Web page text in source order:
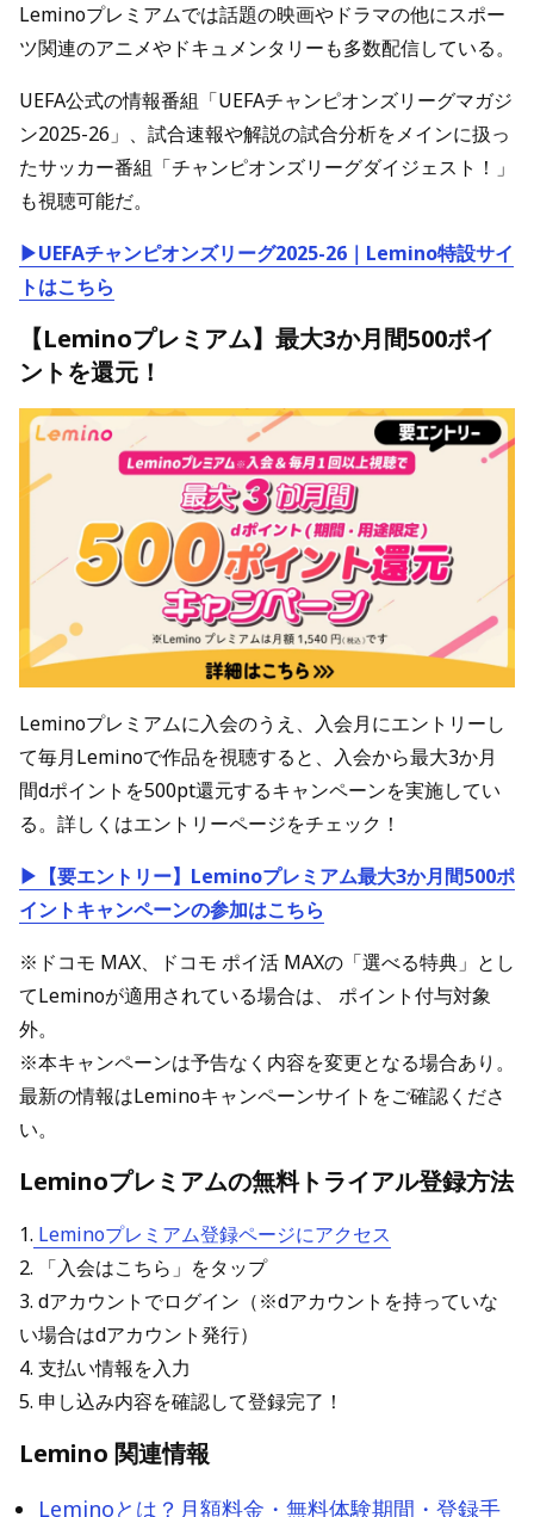
Leminoプレミアムでは話題の映画やドラマの他にスポー
ツ関連のアニメやドキュメンタリーも多数配信している。
UEFA公式の情報番組「UEFAチャンピオンズリーグマガジ
ン2025-26」、試合速報や解説の試合分析をメインに扱っ
たサッカー番組「チャンピオンズリーグダイジェスト！」
も視聴可能だ。
▶UEFAチャンピオンズリーグ2025-26｜Lemino特設サイ
トはこちら
【Leminoプレミアム】最大3か月間500ポイ
ントを還元！
Leminoプレミアムに入会のうえ、入会月にエントリーし
て毎月Leminoで作品を視聴すると、入会から最大3か月
間dポイントを500pt還元するキャンペーンを実施してい
る。詳しくはエントリーページをチェック！
▶【要エントリー】Leminoプレミアム最大3か月間500ポ
イントキャンペーンの参加はこちら
※ドコモ MAX、ドコモ ポイ活 MAXの「選べる特典」とし
てLeminoが適用されている場合は、 ポイント付与対象
外。
※本キャンペーンは予告なく内容を変更となる場合あり。
最新の情報はLeminoキャンペーンサイトをご確認くださ
い。
Leminoプレミアムの無料トライアル登録方法
1. Leminoプレミアム登録ページにアクセス
2. 「入会はこちら」をタップ
3. dアカウントでログイン（※dアカウントを持っていな
い場合はdアカウント発行）
4. 支払い情報を入力
5. 申し込み内容を確認して登録完了！
Lemino 関連情報
Leminoとは？月額料金・無料体験期間・登録手